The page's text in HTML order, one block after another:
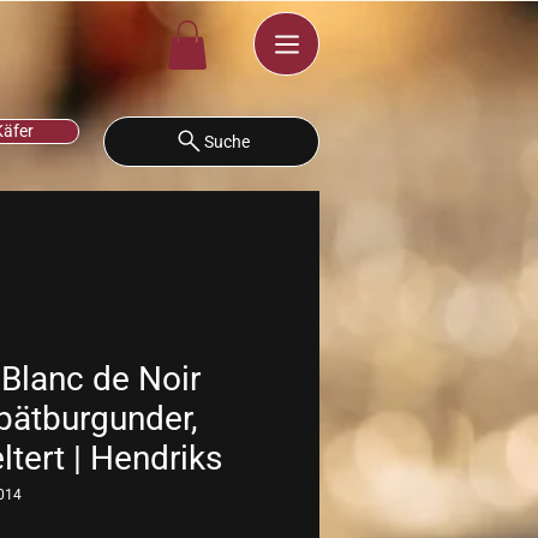
Suche
de Noir
| Hendriks